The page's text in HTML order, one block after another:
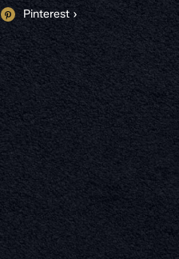
Pinterest ›